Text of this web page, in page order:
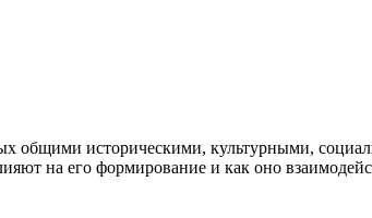
общими историческими, культурными,
на его формирование и как оно